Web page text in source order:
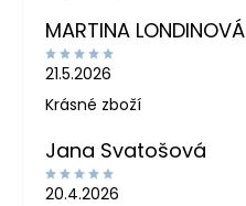
MARTINA LONDINOVÁ
21.5.2026
Krásné zboží
Jana Svatošová
20.4.2026